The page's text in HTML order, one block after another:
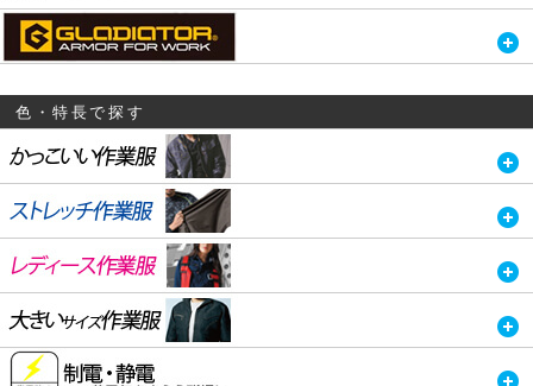
色・特長で探す